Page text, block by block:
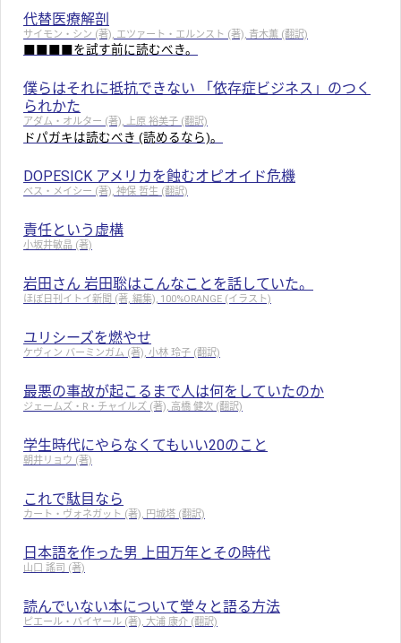
代替医療解剖
サイモン・シン (著), エツァート・エルンスト (著), 青木薫 (翻訳)
■■■■を試す前に読むべき。
僕らはそれに抵抗できない 「依存症ビジネス」のつく
られかた
アダム・オルター (著), 上原 裕美子 (翻訳)
ドパガキは読むべき (読めるなら)。
DOPESICK アメリカを蝕むオピオイド危機
ベス・メイシー (著), 神保 哲生 (翻訳)
責任という虚構
小坂井敏晶 (著)
岩田さん 岩田聡はこんなことを話していた。
ほぼ日刊イトイ新聞 (著, 編集), 100%ORANGE (イラスト)
ユリシーズを燃やせ
ケヴィン バーミンガム (著), 小林 玲子 (翻訳)
最悪の事故が起こるまで人は何をしていたのか
ジェームズ・R・チャイルズ (著), 高橋 健次 (翻訳)
学生時代にやらなくてもいい20のこと
朝井リョウ (著)
これで駄目なら
カート・ヴォネガット (著), 円城塔 (翻訳)
日本語を作った男 上田万年とその時代
山口 謠司 (著)
読んでいない本について堂々と語る方法
ピエール・バイヤール (著), 大浦 康介 (翻訳)